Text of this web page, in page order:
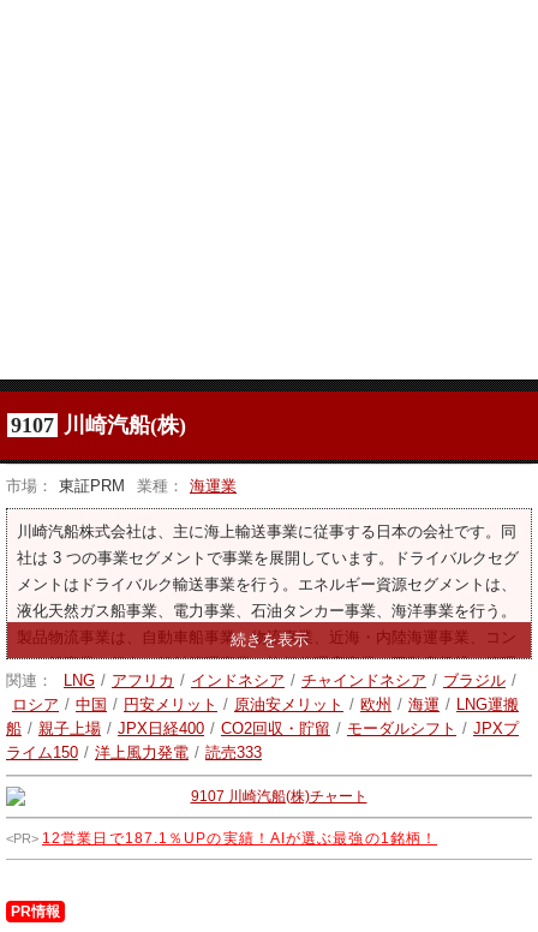
9107 川崎汽船(株)
市場： 東証PRM 業種： 海運業
川崎汽船株式会社は、主に海上輸送事業に従事する日本の会社です。同
社は 3 つの事業セグメントで事業を展開しています。ドライバルクセグ
メントはドライバルク輸送事業を行う。エネルギー資源セグメントは、
液化天然ガス船事業、電力事業、石油タンカー事業、海洋事業を行う。
製品物流事業は、自動車船事業、物流事業、近海・内陸海運事業、コン
テナ船事業を行う。船舶管理事業、旅行代理店事業、不動産賃貸・管理
事業も行っております。
関連： LNG / アフリカ / インドネシア / チャインドネシア / ブラジル /
ロシア / 中国 / 円安メリット / 原油安メリット / 欧州 / 海運 / LNG運搬
船 / 親子上場 / JPX日経400 / CO2回収・貯留 / モーダルシフト / JPXプ
ライム150 / 洋上風力発電 / 読売333
12営業日で187.1％UPの実績！AIが選ぶ最強の1銘柄！
PR情報